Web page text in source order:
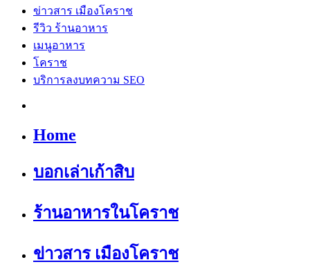
ข่าวสาร เมืองโคราช
รีวิว ร้านอาหาร
เมนูอาหาร
โคราช
บริการลงบทความ SEO
Home
บอกเล่าเก้าสิบ
ร้านอาหารในโคราช
ข่าวสาร เมืองโคราช